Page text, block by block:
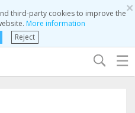
×
third-party cookies to improve the
More information
Reject
☰